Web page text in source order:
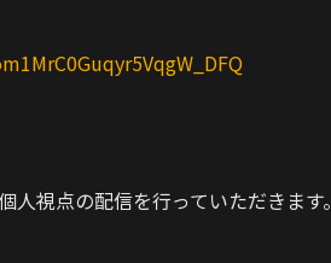
視点の配信を行っていただきます。